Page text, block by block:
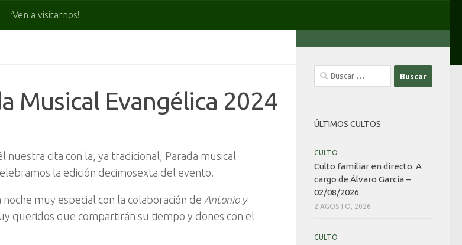
¡Ven a visitarnos!
Musical Evangélica 2024
nuestra cita con la, ya tradicional, Parada musical
la edición decimosexta del evento.
muy especial con la colaboración de Antonio y
queridos que compartirán su tiempo y dones con el
Buscar:
ÚLTIMOS CULTOS
CULTO
Culto familiar en directo. A
cargo de Álvaro García –
02/08/2026
2 AGOSTO, 2026
CULTO